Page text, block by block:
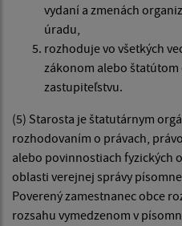
vydaní a zmenách
úradu,
rozhoduje vo všetkých
zákonom alebo
zastupiteľstvu.
(5) Starosta je štatutárnym
rozhodovaním o právach,
alebo povinnostiach fyzických
oblasti verejnej správy
Poverený zamestnanec obce
rozsahu vymedzenom v